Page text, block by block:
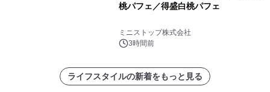
桃パフェ／得盛白桃パフェ
ミニストップ株式会社
3時間前
ライフスタイルの新着をもっと見る